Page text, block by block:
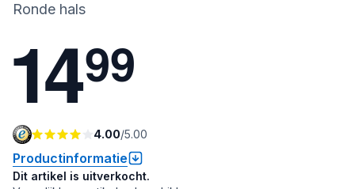
Ronde hals
1499
4.00/5.00
Productinformatie
Dit artikel is uitverkocht.